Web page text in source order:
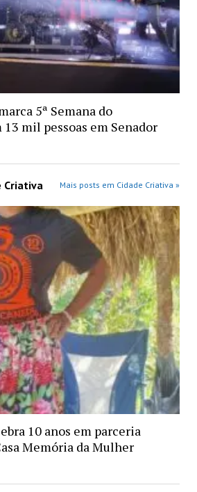
5ª Semana do
mil pessoas em Senador
Criativa Mais posts em Cidade Criativa »
10 anos em parceria
Memória da Mulher